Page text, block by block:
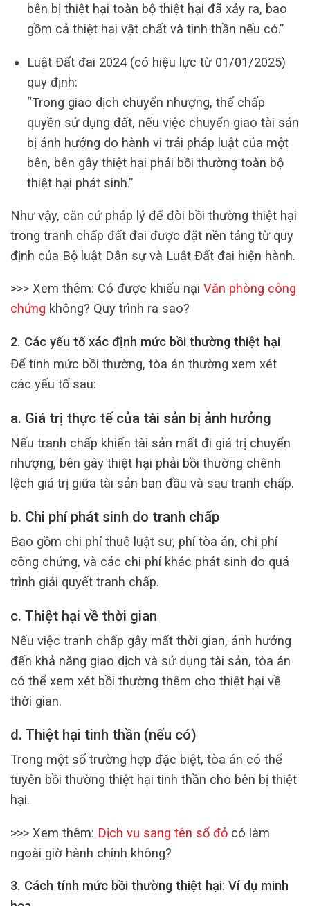
bên bị thiệt hại toàn bộ thiệt hại đã xảy ra, bao
gồm cả thiệt hại vật chất và tinh thần nếu có.”
Luật Đất đai 2024 (có hiệu lực từ 01/01/2025)
quy định:
“Trong giao dịch chuyển nhượng, thế chấp
quyền sử dụng đất, nếu việc chuyển giao tài sản
bị ảnh hưởng do hành vi trái pháp luật của một
bên, bên gây thiệt hại phải bồi thường toàn bộ
thiệt hại phát sinh.”
Như vậy, căn cứ pháp lý để đòi bồi thường thiệt hại
trong tranh chấp đất đai được đặt nền tảng từ quy
định của Bộ luật Dân sự và Luật Đất đai hiện hành.
>>> Xem thêm: Có được khiếu nại Văn phòng công
chứng không? Quy trình ra sao?
2. Các yếu tố xác định mức bồi thường thiệt hại
Để tính mức bồi thường, tòa án thường xem xét
các yếu tố sau:
a. Giá trị thực tế của tài sản bị ảnh hưởng
Nếu tranh chấp khiến tài sản mất đi giá trị chuyển
nhượng, bên gây thiệt hại phải bồi thường chênh
lệch giá trị giữa tài sản ban đầu và sau tranh chấp.
b. Chi phí phát sinh do tranh chấp
Bao gồm chi phí thuê luật sư, phí tòa án, chi phí
công chứng, và các chi phí khác phát sinh do quá
trình giải quyết tranh chấp.
c. Thiệt hại về thời gian
Nếu việc tranh chấp gây mất thời gian, ảnh hưởng
đến khả năng giao dịch và sử dụng tài sản, tòa án
có thể xem xét bồi thường thêm cho thiệt hại về
thời gian.
d. Thiệt hại tinh thần (nếu có)
Trong một số trường hợp đặc biệt, tòa án có thể
tuyên bồi thường thiệt hại tinh thần cho bên bị thiệt
hại.
>>> Xem thêm: Dịch vụ sang tên sổ đỏ có làm
ngoài giờ hành chính không?
3. Cách tính mức bồi thường thiệt hại: Ví dụ minh